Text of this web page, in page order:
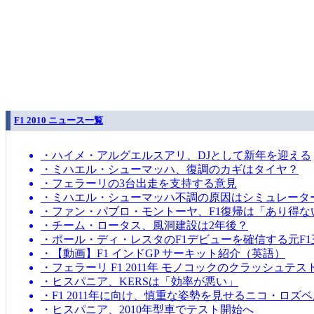
F1 2010 ニュース一覧
・ハイメ・アルグエルスアリ、DJとして新年を迎える
・ミハエル・シューマッハ、復調のカギはタイヤ？
・フェラーリの3台出走を支持する意見
・ミハエル・シューマッハ不調の原因はシミュレータ
・ファン・パブロ・モントーヤ、F1復帰は「あり得な
・チーム・ロータス、風洞建設は2年後？
・ポール・ディ・レスタのF1デビューを確信する元F1
・【動画】F1 インドGP サーキット紹介（英語）
・フェラーリ F1 2011年 モノコックのクラッシュテス
・ヒスパニア、KERSは「効率が悪い」
・F1 2011年に向け、慎重な姿勢を見せるニコ・ロズ
・ヒスパニア、2010年型車でテスト開始へ